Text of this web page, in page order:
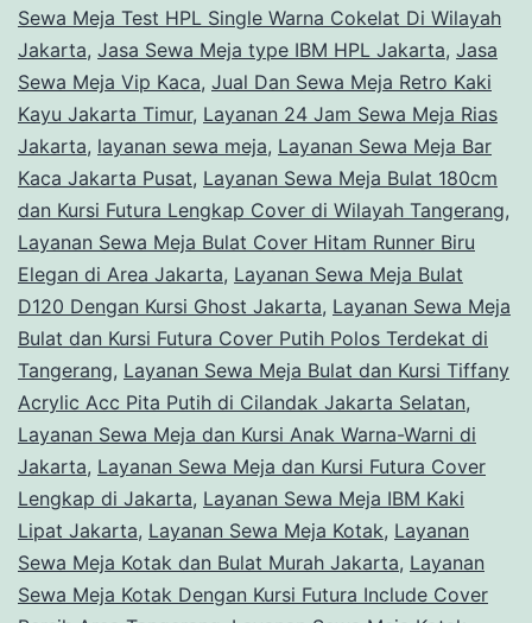
Sewa Meja Test HPL Single Warna Cokelat Di Wilayah
Jakarta, Jasa Sewa Meja type IBM HPL Jakarta, Jasa
Sewa Meja Vip Kaca, Jual Dan Sewa Meja Retro Kaki
Kayu Jakarta Timur, Layanan 24 Jam Sewa Meja Rias
Jakarta, layanan sewa meja, Layanan Sewa Meja Bar
Kaca Jakarta Pusat, Layanan Sewa Meja Bulat 180cm
dan Kursi Futura Lengkap Cover di Wilayah Tangerang,
Layanan Sewa Meja Bulat Cover Hitam Runner Biru
Elegan di Area Jakarta, Layanan Sewa Meja Bulat
D120 Dengan Kursi Ghost Jakarta, Layanan Sewa Meja
Bulat dan Kursi Futura Cover Putih Polos Terdekat di
Tangerang, Layanan Sewa Meja Bulat dan Kursi Tiffany
Acrylic Acc Pita Putih di Cilandak Jakarta Selatan,
Layanan Sewa Meja dan Kursi Anak Warna-Warni di
Jakarta, Layanan Sewa Meja dan Kursi Futura Cover
Lengkap di Jakarta, Layanan Sewa Meja IBM Kaki
Lipat Jakarta, Layanan Sewa Meja Kotak, Layanan
Sewa Meja Kotak dan Bulat Murah Jakarta, Layanan
Sewa Meja Kotak Dengan Kursi Futura Include Cover